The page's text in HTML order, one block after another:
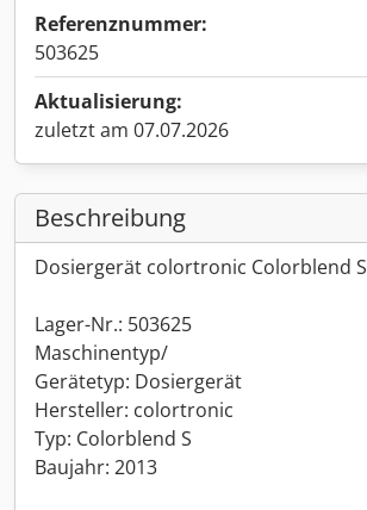
Referenznummer:
503625
Aktualisierung:
zuletzt am 07.07.2026
Beschreibung
Dosiergerät colortronic Colorblend S
Lager-Nr.: 503625
Maschinentyp/
Gerätetyp: Dosiergerät
Hersteller: colortronic
Typ: Colorblend S
Baujahr: 2013